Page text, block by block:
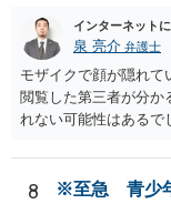
のリーガルチェックを
インターネット
泉 亮介 弁護士
モザイクで顔が隠れて
閲覧した第三者が分か
れない可能性はあるで
8
※至急 青少